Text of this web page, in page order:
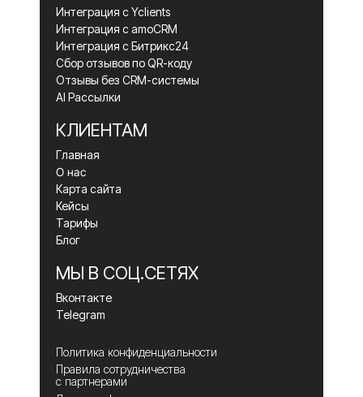
Интеграция с Yclients
Интеграция с amoCRM
Интеграция с Битрикс24
Сбор отзывов по QR-коду
Отзывы без CRM-системы
AI Рассылки
КЛИЕНТАМ
Главная
О нас
Карта сайта
Кейсы
Тарифы
Блог
МЫ В СОЦ.СЕТЯХ
Вконтакте
Telegram
Правила сотрудничества
с партнерами
Политика конфиденциальности